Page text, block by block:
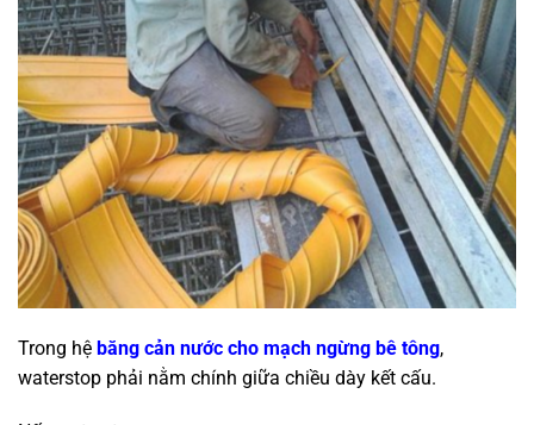
Trong hệ băng cản nước cho mạch ngừng bê tông,
waterstop phải nằm chính giữa chiều dày kết cấu.